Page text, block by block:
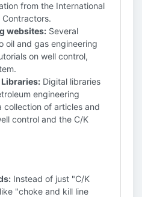
from the International
Contractors.
websites: Several
oil and gas engineering
on well control,
Digital libraries
engineering
collection of articles and
control and the C/K
Instead of just "C/K
"choke and kill line